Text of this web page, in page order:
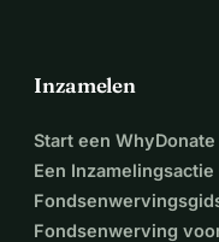
Inzamelen
Start een
Een
Fondsenwerving